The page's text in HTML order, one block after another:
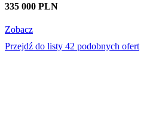
335 000 PLN
Zobacz
Przejdź do listy 42 podobnych ofert